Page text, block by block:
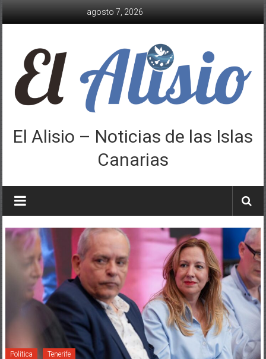
agosto 7, 2026
El Alisio – Noticias de las Islas
Canarias
Política Tenerife